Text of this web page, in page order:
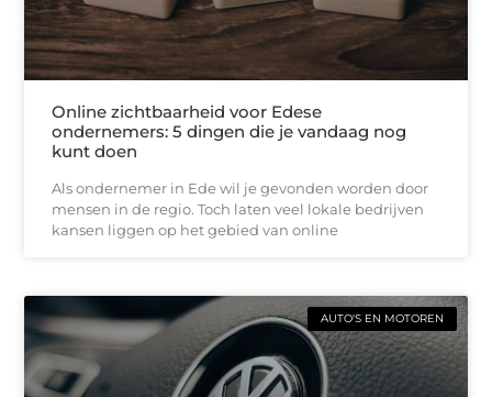
Online zichtbaarheid voor Edese
ondernemers: 5 dingen die je vandaag nog
kunt doen
Als ondernemer in Ede wil je gevonden worden door
mensen in de regio. Toch laten veel lokale bedrijven
kansen liggen op het gebied van online
AUTO'S EN MOTOREN